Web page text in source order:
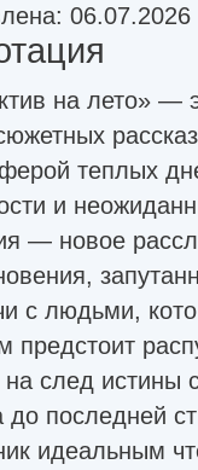
06.07.2026
на лето» —
теплых
и
— новое
с людьми,
предстоит
на след истины
последней
идеальным